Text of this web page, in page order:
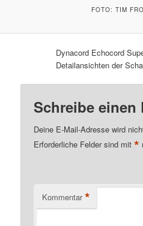
FOTO: TIM
Dynacord Echocord
Detailansichten der
Schreibe einen
Deine E-Mail-Adresse wird
Erforderliche Felder sind mit*
Kommentar *